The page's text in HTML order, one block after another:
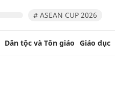
# ASEAN CUP 2026
Dân tộc và Tôn giáo Giáo dục